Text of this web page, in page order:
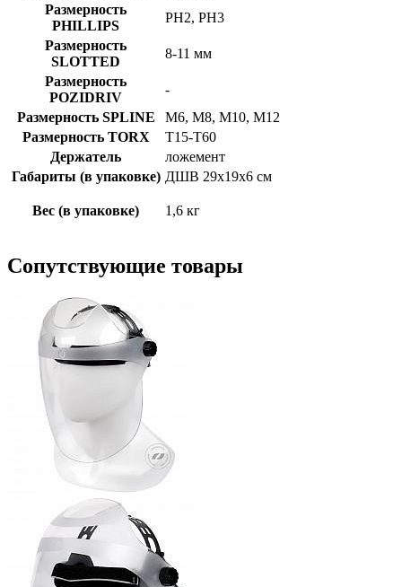
Размерность
PHILLIPS
PH2, PH3
Размерность
SLOTTED
8-11 мм
Размерность
POZIDRIV
-
Размерность SPLINE
M6, M8, M10, M12
Размерность TORX
T15-T60
Держатель
ложемент
Габариты (в упаковке) ДШВ 29х19х6 см
Вес (в упаковке) 1,6 кг
Сопутствующие товары